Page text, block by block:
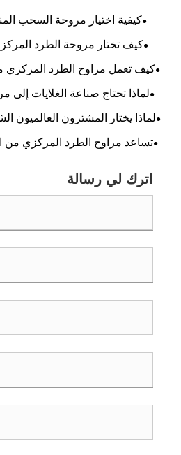
كيفية اختيار مروحة السحب
لنظام
التهوية في
لماذا تحتاج صناعة الغلايات
لماذا يختار المشترون العالميون
الطرد المركزي من النوع C الصينية للمشروعات المخصصة
اترك لي رسالة